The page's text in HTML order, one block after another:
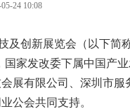
24 10:08
及创新展览会（以下简
家发改委下属中国产
展有限公司、深圳市
公会共同支持。